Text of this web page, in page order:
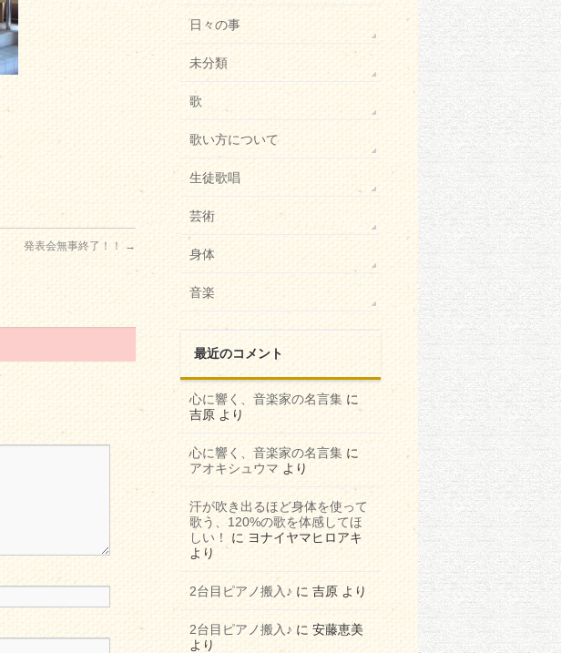
発表会無事終了！！ →
日々の事
未分類
歌
歌い方について
生徒歌唱
芸術
身体
音楽
最近のコメント
心に響く、音楽家の名言集 に
吉原 より
心に響く、音楽家の名言集 に
アオキシュウマより
汗が吹き出るほど身体を使って
歌う、120%の歌を体感してほ
しい！
に ヨナイヤマヒロアキ
より
2台目ピアノ搬入♪ に 吉原 より
2台目ピアノ搬入♪に 安藤恵美
より